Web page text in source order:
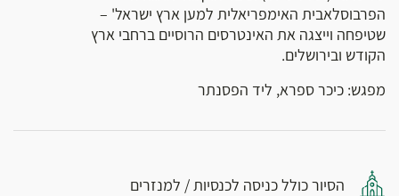
הפרבוסלאבית האימפריאלית למען ארץ ישראל' –
שטיפחה וייצגה את האינטרסים הרוסיים ברחבי ארץ
הקודש ובירושלים.
מפגש: כיכר ספרא, ליד הפסנתר
הסיור כולל כניסה לכנסיות / למנזרים